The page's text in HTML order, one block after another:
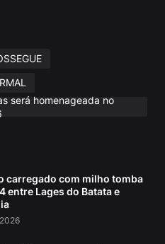
será homenageada no
carregado com milho tomba
entre Lages do Batata e